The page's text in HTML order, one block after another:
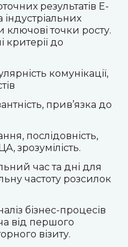
результатів E-
індустріальних
ключові точки росту.
критерії до
комунікації,
прив’язка до
послідовність,
зрозумілість.
час та дні для
частоту розсилок
бізнес-процесів
від першого
візиту.